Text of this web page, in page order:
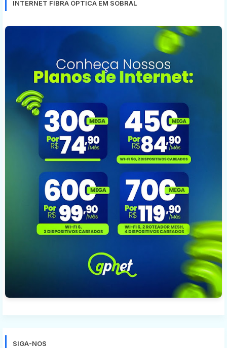
INTERNET FÍBRA ÓPTICA EM SOBRAL
SIGA-NOS